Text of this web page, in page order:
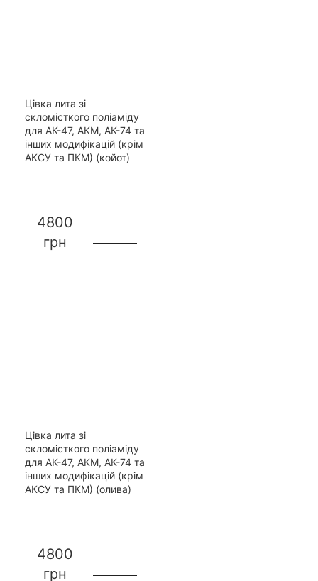
Цівка лита зі
скломісткого поліаміду
для АК-47, АКМ, АК-74 та
інших модифікацій (крім
АКСУ та ПКМ) (койот)
4800
грн
Цівка лита зі
скломісткого поліаміду
для АК-47, АКМ, АК-74 та
інших модифікацій (крім
АКСУ та ПКМ) (олива)
4800
грн